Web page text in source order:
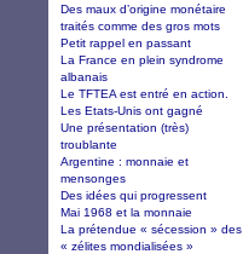
Des maux d’origine monétaire
traités comme des gros mots
Petit rappel en passant
La France en plein syndrome
albanais
Le TFTEA est entré en action.
Les Etats-Unis ont gagné
Une présentation (très)
troublante
Argentine : monnaie et
mensonges
Des idées qui progressent
Mai 1968 et la monnaie
La prétendue « sécession » des
« zélites mondialisées »